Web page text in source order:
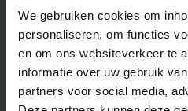
We gebruiken cookies om
personaliseren, om functies
en om ons websiteverkeer te
informatie over uw gebruik
partners voor social media,